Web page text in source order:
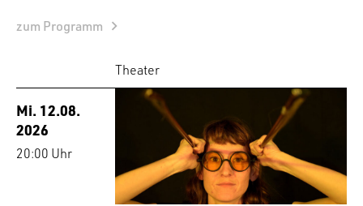
zum Programm
Theater
Mi. 12.08.
2026
20:00 Uhr